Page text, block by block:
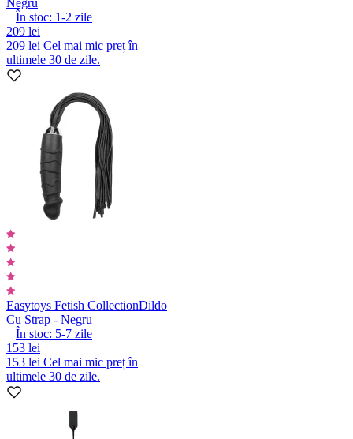
În stoc: 1-2 zile
209 lei
209 lei Cel mai mic preț în
ultimele 30 de zile.
Easytoys Fetish CollectionDildo
Cu Strap - Negru
În stoc: 5-7 zile
153 lei
153 lei Cel mai mic preț în
ultimele 30 de zile.